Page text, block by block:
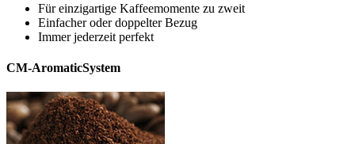
Für einzigartige Kaffeemomente zu zweit
Einfacher oder doppelter Bezug
Immer jederzeit perfekt
CM-AromaticSystem